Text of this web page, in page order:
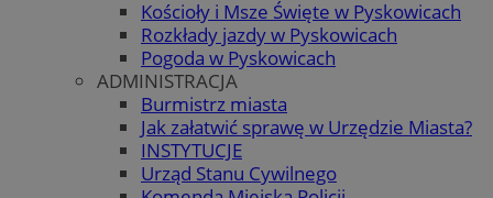
Kościoły i Msze Święte w Pyskowicach
Rozkłady jazdy w Pyskowicach
Pogoda w Pyskowicach
ADMINISTRACJA
Burmistrz miasta
Jak załatwić sprawę w Urzędzie Miasta?
INSTYTUCJE
Urząd Stanu Cywilnego